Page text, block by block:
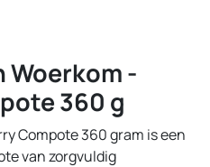
Woerkom -
360 g
Compote 360 gram is een
van zorgvuldig